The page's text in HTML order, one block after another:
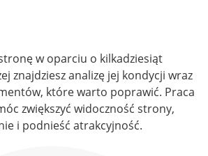
w oparciu o kilkadziesiąt
znajdziesz analizę jej kondycji wraz
które warto poprawić. Praca
zwiększyć widoczność strony,
i podnieść atrakcyjność.